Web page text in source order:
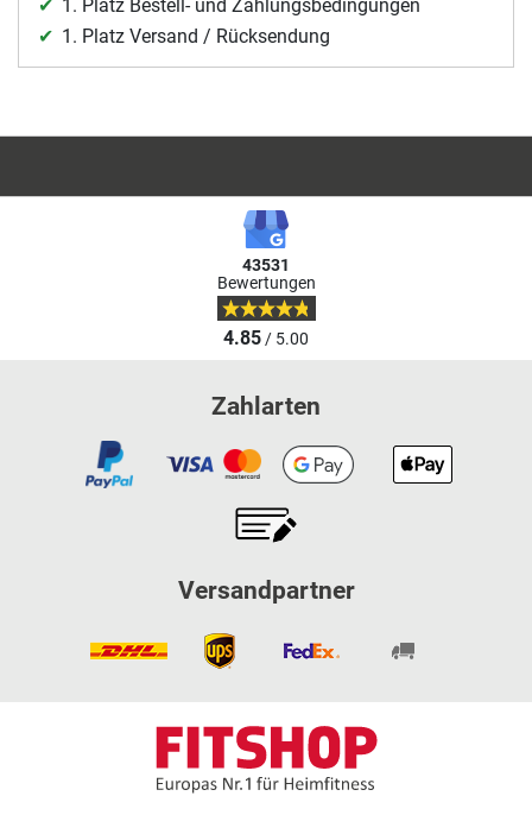
1. Platz Bestell- und Zahlungsbedingungen
1. Platz Versand / Rücksendung
43531
Bewertungen
4.85/ 5.00
Zahlarten
Versandpartner